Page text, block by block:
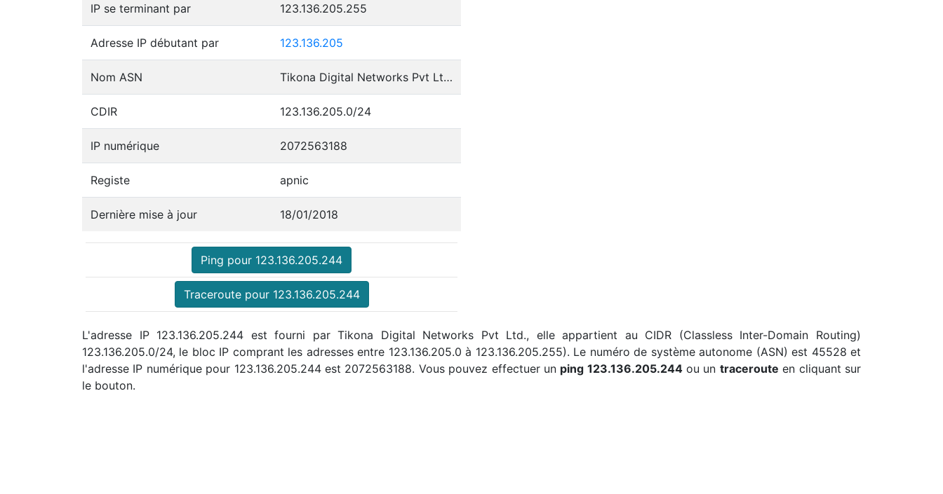
IP se terminant par 123.136.205.255
Adresse IP débutant par 123.136.205
Nom ASN Tikona Digital Networks Pvt Ltd.
CDIR 123.136.205.0/24
IP numérique 2072563188
Registe apnic
Dernière mise à jour 18/01/2018
Ping pour 123.136.205.244
Traceroute pour 123.136.205.244
L'adresse IP 123.136.205.244 est fourni par Tikona Digital Networks Pvt Ltd., elle appartient au CIDR (Classless Inter-Domain Routing)
123.136.205.0/24, le bloc IP comprant les adresses entre 123.136.205.0 à 123.136.205.255). Le numéro de système autonome (ASN) est 45528 et
l'adresse IP numérique pour 123.136.205.244 est 2072563188. Vous pouvez effectuer un ping 123.136.205.244ou un traceroute en cliquant sur
le bouton.